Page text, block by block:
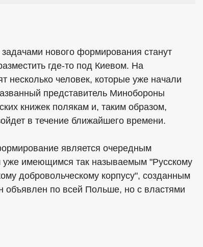
нового формирования станут
где-то под Киевом. На
несколько человек, которые уже начали
представитель Минобороны
книжек полякам и, таким образом,
в течение ближайшего времени.
является очередным
уже имеющимся так называемым "Русскому
добровольческому корпусу", созданным
объявлен по всей Польше, но с властями